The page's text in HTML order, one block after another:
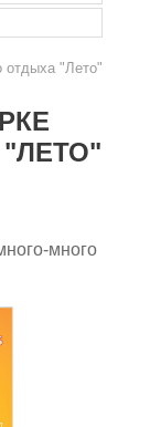
отдыха "Лето"
много